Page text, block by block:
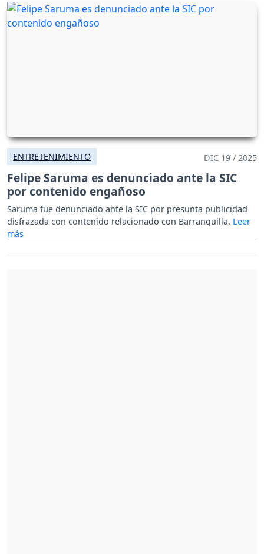
ENTRETENIMIENTO DIC 19 / 2025
Felipe Saruma es denunciado ante la SIC
por contenido engañoso
Saruma fue denunciado ante la SIC por presunta publicidad
disfrazada con contenido relacionado con Barranquilla.